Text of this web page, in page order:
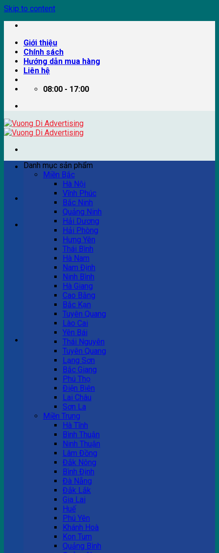
Skip to content
Giới thiệu
Chính sách
Hướng dẫn mua hàng
Liên hệ
08:00 - 17:00
Ví dụ: Billboard quảng cáo, pano quảng cáo, quảng cáo
trên xe bus...
Tư vấn bán hàng
0983 863 488
Hotline hỗ trợ
0983 863 488
Giỏ hàng
Chưa có sản phẩm trong giỏ hàng.
Danh mục sản phẩm
Miền Bắc
Hà Nội
Vĩnh Phúc
Bắc Ninh
Quảng Ninh
Hải Dương
Hải Phòng
Hưng Yên
Thái Bình
Hà Nam
Nam Định
Ninh Bình
Hà Giang
Cao Bằng
Bắc Kạn
Tuyên Quang
Lào Cai
Yên Bái
Thái Nguyên
Tuyên Quang
Lạng Sơn
Bắc Giang
Phú Thọ
Điện Biên
Lai Châu
Sơn La
Miền Trung
Hà Tĩnh
Bình Thuận
Ninh Thuận
Lâm Đồng
Đắk Nông
Bình Định
Đà Nẵng
Đắk Lắk
Gia Lai
Huế
Phú Yên
Khánh Hoà
Kon Tum
Quảng Bình